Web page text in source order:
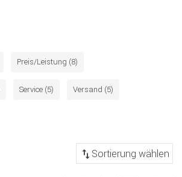
Preis/Leistung (8)
Service (5) Versand (5)